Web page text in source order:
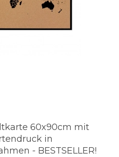
60x90cm mit
in
- BESTSELLER!